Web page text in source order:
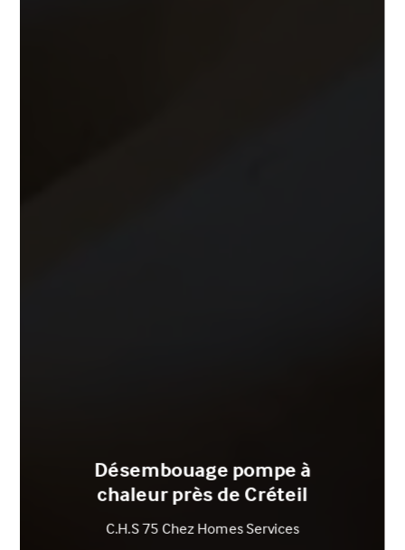
Désembouage pompe à
chaleur près de Créteil
C.H.S 75 Chez Homes Services